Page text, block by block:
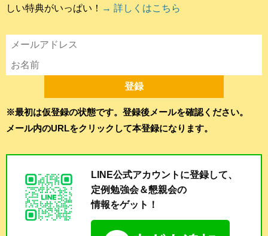
しい特典がいっぱい！ → 詳しくはこちら
※最初は仮登録の状態です。登録後メールを確認ください。
メール内のURLをクリックして本登録になります。
LINE公式アカウントに登録して、
定例勉強会＆懇親会の
情報をゲット！